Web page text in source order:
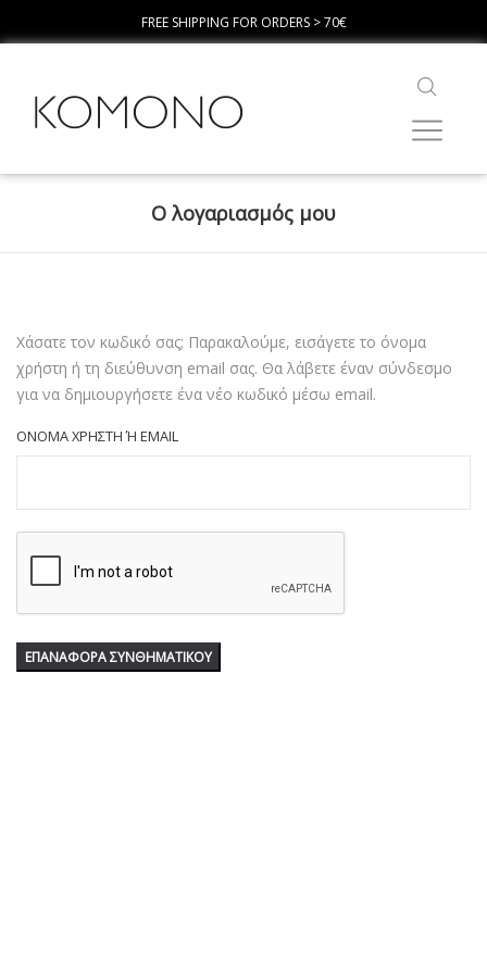
FREE SHIPPING FOR ORDERS > 70€
Ο λογαριασμός μου
Χάσατε τον κωδικό σας; Παρακαλούμε, εισάγετε το όνομα
χρήστη ή τη διεύθυνση email σας. Θα λάβετε έναν σύνδεσμο
για να δημιουργήσετε ένα νέο κωδικό μέσω email.
ΌΝΟΜΑ ΧΡΉΣΤΗ Ή EMAIL
ΕΠΑΝΑΦΟΡΆ ΣΥΝΘΗΜΑΤΙΚΟΎ